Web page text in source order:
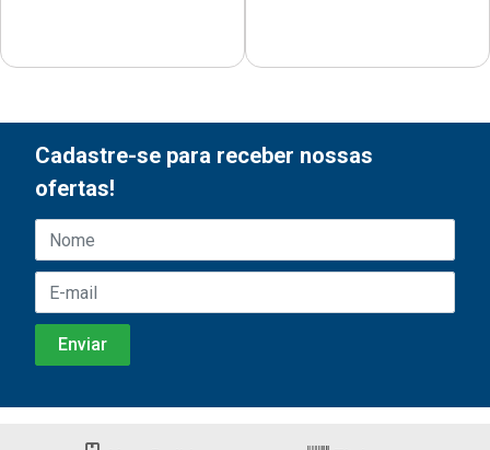
Cadastre-se para receber nossas
ofertas!